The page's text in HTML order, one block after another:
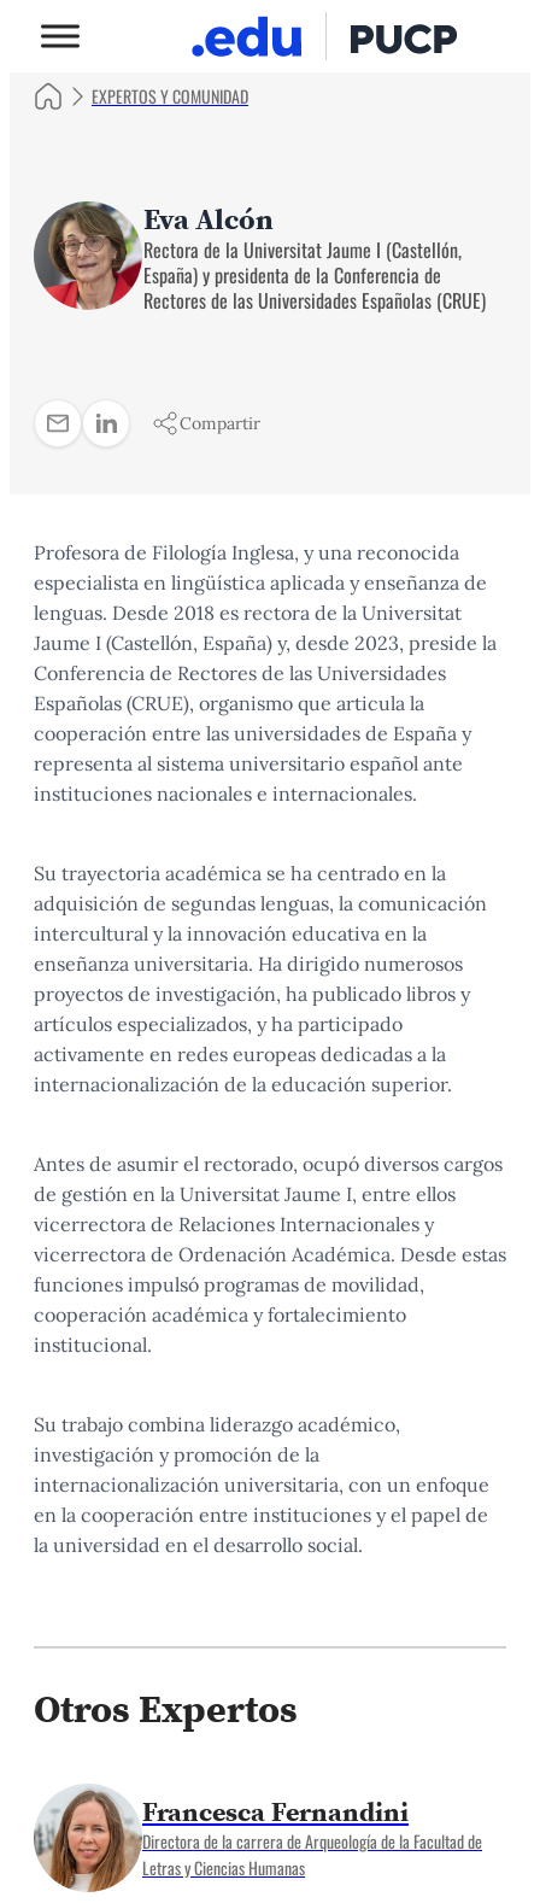
EXPERTOS Y COMUNIDAD
Eva Alcón
Rectora de la Universitat Jaume I (Castellón,
España) y presidenta de la Conferencia de
Rectores de las Universidades Españolas (CRUE)
Compartir
Profesora de Filología Inglesa, y una reconocida
especialista en lingüística aplicada y enseñanza de
lenguas. Desde 2018 es rectora de la Universitat
Jaume I (Castellón, España) y, desde 2023, preside la
Conferencia de Rectores de las Universidades
Españolas (CRUE), organismo que articula la
cooperación entre las universidades de España y
representa al sistema universitario español ante
instituciones nacionales e internacionales.
Su trayectoria académica se ha centrado en la
adquisición de segundas lenguas, la comunicación
intercultural y la innovación educativa en la
enseñanza universitaria. Ha dirigido numerosos
proyectos de investigación, ha publicado libros y
artículos especializados, y ha participado
activamente en redes europeas dedicadas a la
internacionalización de la educación superior.
Antes de asumir el rectorado, ocupó diversos cargos
de gestión en la Universitat Jaume I, entre ellos
vicerrectora de Relaciones Internacionales y
vicerrectora de Ordenación Académica. Desde estas
funciones impulsó programas de movilidad,
cooperación académica y fortalecimiento
institucional.
Su trabajo combina liderazgo académico,
investigación y promoción de la
internacionalización universitaria, con un enfoque
en la cooperación entre instituciones y el papel de
la universidad en el desarrollo social.
Otros Expertos
Francesca Fernandini
Directora de la carrera de Arqueología de la Facultad de
Letras y Ciencias Humanas